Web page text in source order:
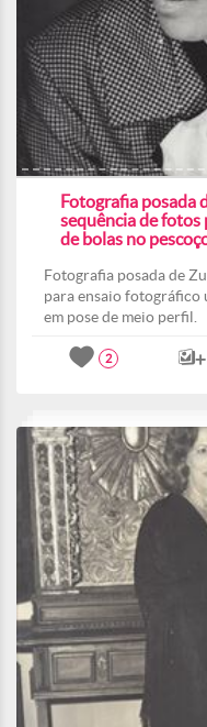
Fotografia posada
sequência de fotos
de bolas no
Fotografia posada de
para ensaio fotográfico
em pose de meio perfil.
2